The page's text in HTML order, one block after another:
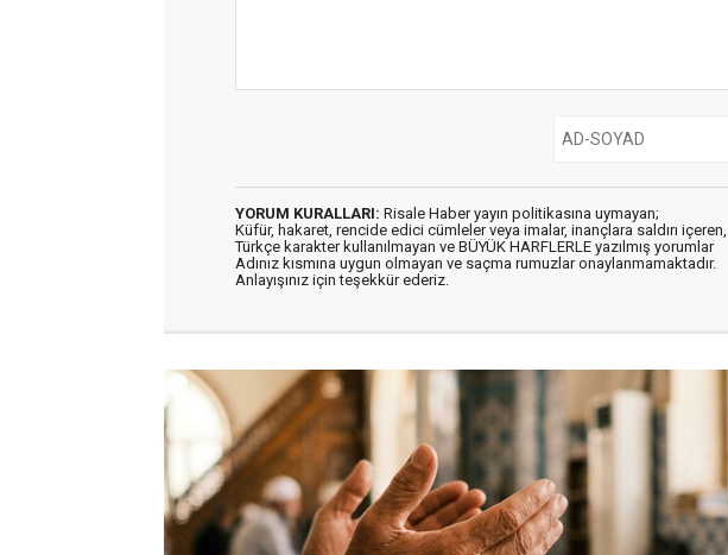
YORUM KURALLARI: Risale Haber yayın politikasına uymayan;
Küfür, hakaret, rencide edici cümleler veya imalar, inançlara saldırı içeren,
Türkçe karakter kullanılmayan ve BÜYÜK HARFLERLE yazılmış yorumlar
Adınız kısmına uygun olmayan ve saçma rumuzlar onaylanmamaktadır.
Anlayışınız için teşekkür ederiz.